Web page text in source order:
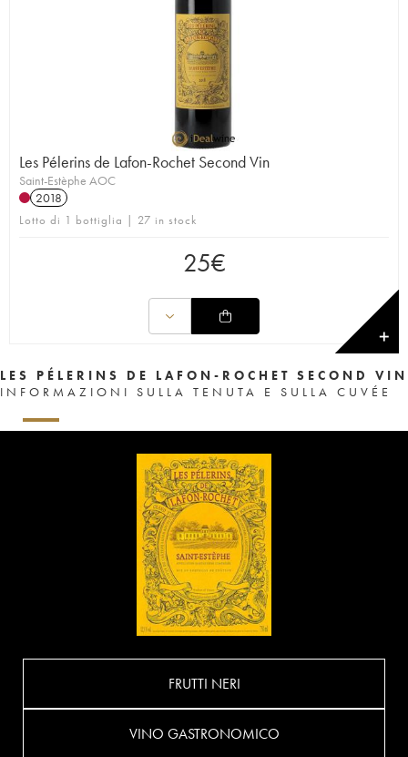
Les Pélerins de Lafon-Rochet Second Vin
Saint-Estèphe AOC
2018
Lotto di 1 bottiglia | 27 in stock
25€
✕
LES PÉLERINS DE LAFON-ROCHET SECOND VIN
INFORMAZIONI SULLA TENUTA E SULLA CUVÉE
FRUTTI NERI
VINO GASTRONOMICO